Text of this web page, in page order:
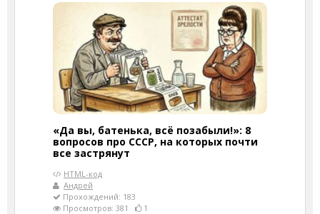
«Да вы, батенька, всё позабыли!»: 8
вопросов про СССР, на которых почти
все застрянут
HTML-код
Андрей
Прохождений: 183
Просмотров: 381
1